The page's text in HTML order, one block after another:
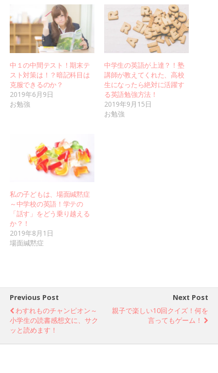
中１の中間テスト！期末テ
スト対策は！？暗記科目は
克服できるのか？
2019年6月9日
お勉強
中学生の英語が上達？！塾
講師が教えてくれた、高校
生になったら絶対に活躍す
る英語勉強方法！
2019年9月15日
お勉強
私の子どもは、場面緘黙症
～中学校の英語！学テの
「話す」をどう乗り越える
か？！
2019年8月1日
場面緘黙症
Previous Post
わすれものチャンピオン～
小学生の読書感想文に、サク
ッと読めます！
Next Post
親子で楽しい10回クイズ！何を
言ってもゲーム！